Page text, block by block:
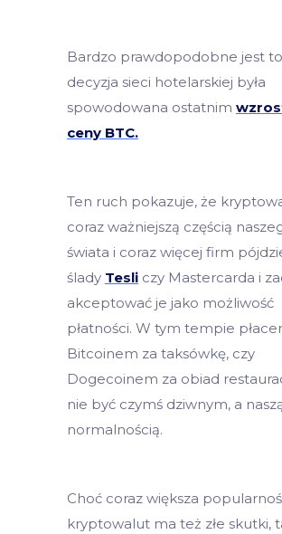
Bardzo prawdopodobne jest
decyzja sieci hotelarskiej była
spowodowana ostatnim
ceny BTC.
Ten ruch pokazuje, że
coraz ważniejszą częścią
świata i coraz więcej firm
ślady Tesli czy Mastercarda i
akceptować je jako możliwość
płatności. W tym tempie
Bitcoinem za taksówkę, czy
Dogecoinem za obiad
nie być czymś dziwnym, a
normalnością.
Choć coraz większa
kryptowalut ma też złe skutki,